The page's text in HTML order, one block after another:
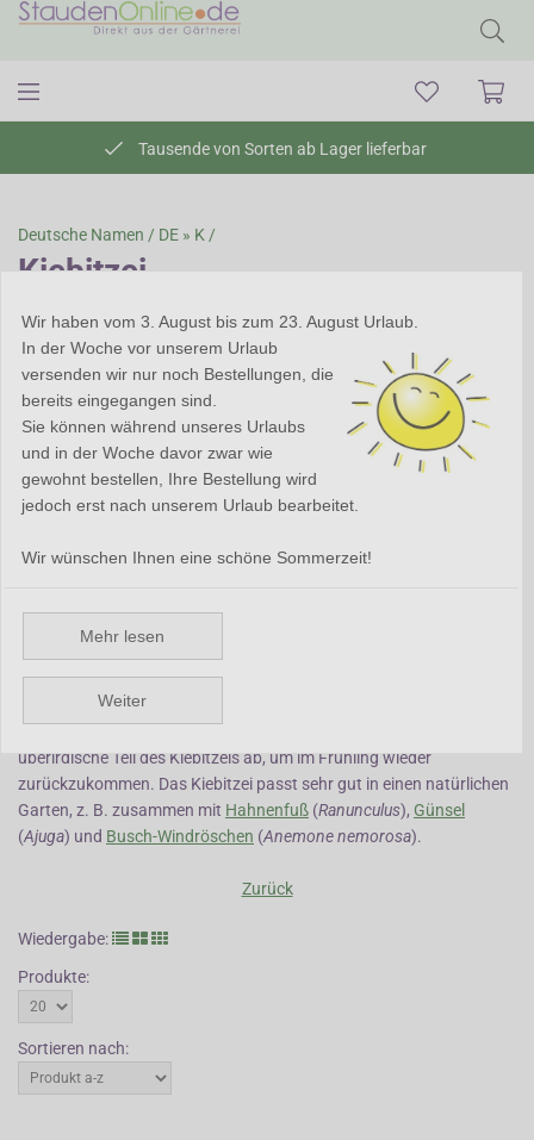
Tausende von Sorten ab Lager lieferbar
Deutsche Namen / DE » K /
Kiebitzei
Kiebitzei. Diese Art hat ein charakteristisches Würfel-Muster auf den
feucht, im Sommer und Winter allerdings nicht zu nass. Leichte
Düngung nach der Blüte, z. B. mit einer Schicht Kompost, wird
überirdische Teil des Kiebitzeis ab, um im Frühling wieder
zurückzukommen. Das Kiebitzei passt sehr gut in einen natürlichen
Garten, z. B. zusammen mit Hahnenfuß (Ranunculus), Günsel
(Ajuga) und Busch-Windröschen (Anemone nemorosa).
Zurück
Wiedergabe:
Produkte:
Sortieren nach:
Wir haben vom 3. August bis zum 23. August Urlaub.
In der Woche vor unserem Urlaub
versenden wir nur noch Bestellungen, die
bereits eingegangen sind.
Sie können während unseres Urlaubs
und in der Woche davor zwar wie
gewohnt bestellen, Ihre Bestellung wird
jedoch erst nach unserem Urlaub bearbeitet.
Wir wünschen Ihnen eine schöne Sommerzeit!
Mehr lesen
Weiter